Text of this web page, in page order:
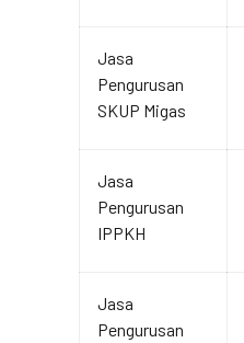
Jasa
Pengurusan
SKUP Migas
Jasa
Pengurusan
IPPKH
Jasa
Pengurusan